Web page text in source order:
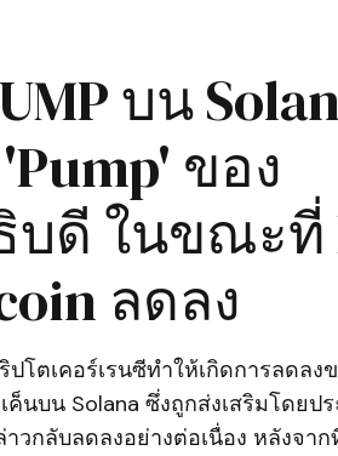
บน
ของ
บดี ในขณะที่
ลดลง
โตเคอร์เรนซีทำให้เกิดการลดลง
ค็นบน Solana ซึ่งถูกส่งเสริมโดยป
วกลับลดลงอย่างต่อเนื่อง หลังจา